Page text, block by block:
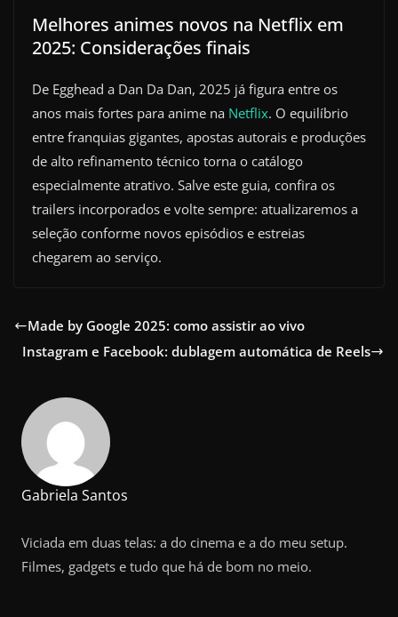
Melhores animes novos na Netflix em
2025: Considerações finais
De Egghead a Dan Da Dan, 2025 já figura entre os
anos mais fortes para anime na Netflix. O equilíbrio
entre franquias gigantes, apostas autorais e produções
de alto refinamento técnico torna o catálogo
especialmente atrativo. Salve este guia, confira os
trailers incorporados e volte sempre: atualizaremos a
seleção conforme novos episódios e estreias
chegarem ao serviço.
Made by Google 2025: como assistir ao vivo
Instagram e Facebook: dublagem automática de Reels
Gabriela Santos
Viciada em duas telas: a do cinema e a do meu setup.
Filmes, gadgets e tudo que há de bom no meio.